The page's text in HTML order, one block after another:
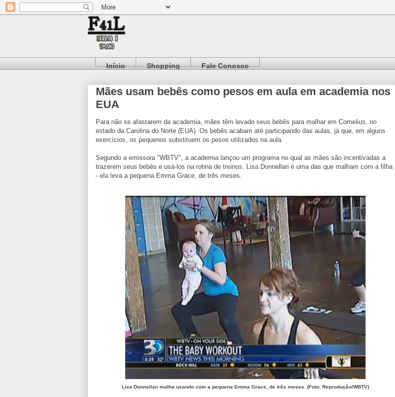
Início Shopping Fale Conosco
Mães usam bebês como pesos em aula em academia nos
EUA
Para não se afastarem da academia, mães têm levado seus bebês para malhar em Cornelius, no
estado da Carolina do Norte (EUA). Os bebês acabam até participando das aulas, já que, em alguns
exercícios, os pequenos substituem os pesos utilizados na aula.
Segundo a emissora "WBTV", a academia lançou um programa no qual as mães são incentivadas a
trazerem seus bebês e usá-los na rotina de treinos. Lisa Donnellan é uma das que malham com a filha
- ela leva a pequena Emma Grace, de três meses.
Lisa Donnellan malha usando com a pequena Emma Grace, de três meses. (Foto: Reprodução/WBTV)